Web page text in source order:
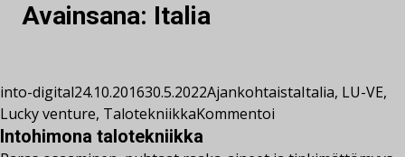
Avainsana: Italia
into-digital24.10.201630.5.2022AjankohtaistaItalia, LU-VE,
Lucky venture, TalotekniikkaKommentoi
Intohimona talotekniikka